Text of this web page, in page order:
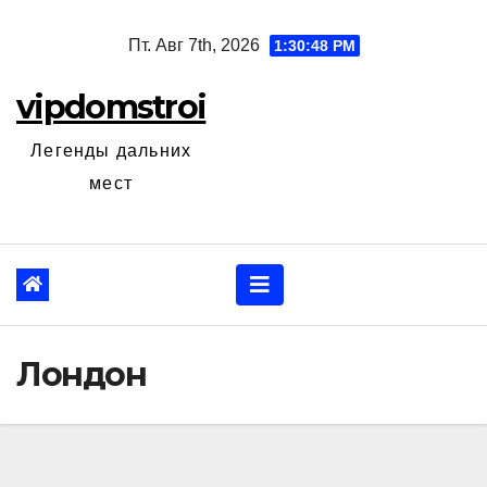
Пт. Авг 7th, 2026 1:30:49 PM
vipdomstroi
Легенды дальних
мест
Лондон